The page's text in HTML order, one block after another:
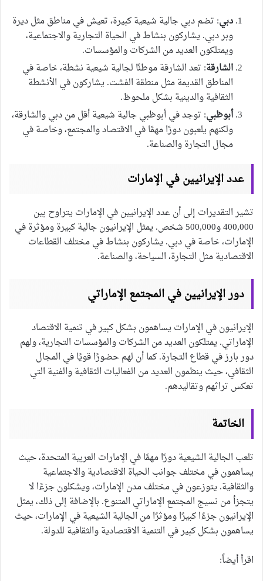
دبي: تضم دبي جالية شيعية كبيرة، تعيش في مناطق مثل ديرة
وبر دبي. يشاركون بنشاط في الحياة التجارية والاجتماعية،
ويمتلكون العديد من الشركات والمؤسسات.
الشارقة: تعد الشارقة موطنًا لجالية شيعية نشطة، خاصة في
المناطق القديمة مثل منطقة الفشت. يشاركون في الأنشطة
الثقافية والدينية بشكل ملحوظ.
أبوظبي: توجد في أبوظبي جالية شيعية أقل من دبي والشارقة،
ولكنهم يلعبون دورًا مهمًا في الاقتصاد والمجتمع، وخاصة في
مجال التجارة والصناعة.
عدد الإيرانيين في الإمارات
تشير التقديرات إلى أن عدد الإيرانيين في الإمارات يتراوح بين
400,000 و500,000 شخص. يمثل الإيرانيون جالية كبيرة ومؤثرة في
الإمارات، خاصة في دبي. يشاركون بنشاط في مختلف القطاعات
الاقتصادية مثل التجارة، السياحة، والصناعة.
دور الإيرانيين في المجتمع الإماراتي
الإيرانيون في الإمارات يساهمون بشكل كبير في تنمية الاقتصاد
الإماراتي. يمتلكون العديد من الشركات والمؤسسات التجارية، ولهم
دور بارز في قطاع التجارة. كما أن لهم حضورًا قويًا في المجال
الثقافي، حيث ينظمون العديد من الفعاليات الثقافية والفنية التي
تعكس تراثهم وتقاليدهم.
الخاتمة
تلعب الجالية الشيعية دورًا مهمًا في الإمارات العربية المتحدة، حيث
يساهمون في مختلف جوانب الحياة الاقتصادية والاجتماعية
والثقافية. يتوزعون في مختلف مدن الإمارات، ويشكلون جزءًا لا
يتجزأ من نسيج المجتمع الإماراتي المتنوع. بالإضافة إلى ذلك، يمثل
الإيرانيون جزءًا كبيرًا ومؤثرًا من الجالية الشيعية في الإمارات، حيث
يساهمون بشكل كبير في التنمية الاقتصادية والثقافية للدولة.
اقرأ أيضاً: